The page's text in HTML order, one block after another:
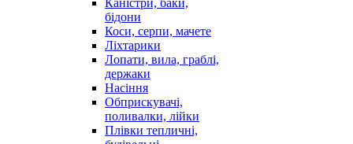
Каністри, баки,
бідони
Коси, серпи, мачете
Ліхтарики
Лопати, вила, граблі,
держаки
Насіння
Обприскувачі,
поливалки, лійки
Плівки тепличні,